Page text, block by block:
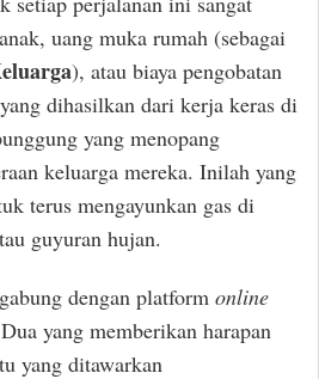
uang muka rumah (sebagai
), atau biaya pengobatan
dihasilkan dari kerja keras di
yang menopang
keluarga mereka. Inilah yang
terus mengayunkan gas di
guyuran hujan.
dengan platform online
Dua yang memberikan harapan
yang ditawarkan